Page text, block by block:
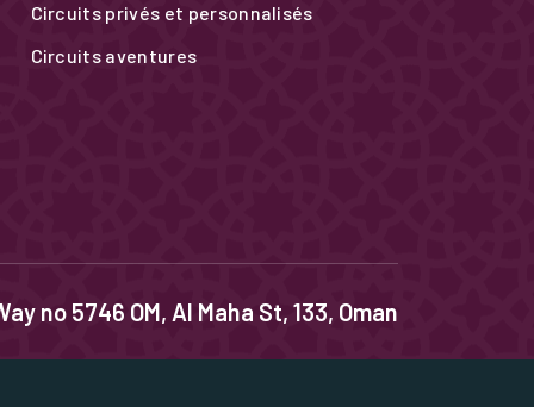
Circuits privés et personnalisés
Circuits aventures
no 5746 OM, Al Maha St, 133, Oman